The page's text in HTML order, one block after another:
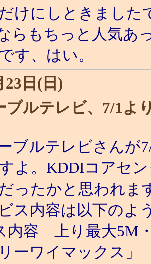
けにしときました
らもちっと人気あ
す、はい。
23日(日)
ブルテレビ、7/1よ
ブルテレビさんが
よ。KDDIコアセ
ったかと思われま
ス内容は以下のよ
内容 上り最大5M
リーワイマックス